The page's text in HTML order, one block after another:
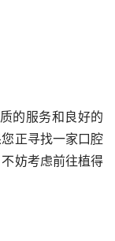
正寻找一家口腔
妨考虑前往植得